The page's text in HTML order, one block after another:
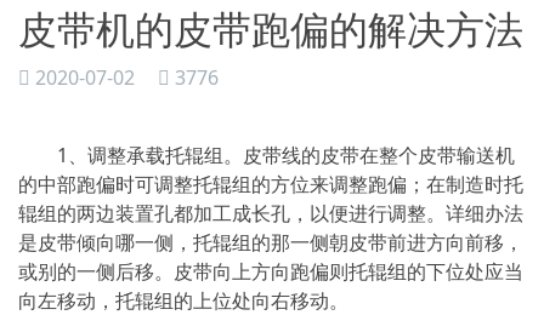
皮带机的皮带跑偏的解决方法
2020-07-02 3776
1、调整承载托辊组。皮带线的皮带在整个皮带输送机
的中部跑偏时可调整托辊组的方位来调整跑偏；在制造时托
辊组的两边装置孔都加工成长孔，以便进行调整。详细办法
是皮带倾向哪一侧，托辊组的那一侧朝皮带前进方向前移，
或别的一侧后移。皮带向上方向跑偏则托辊组的下位处应当
向左移动，托辊组的上位处向右移动。